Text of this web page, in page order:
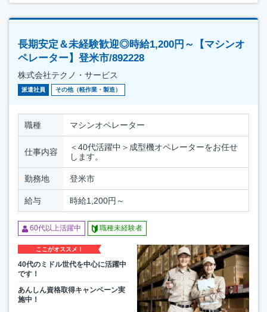
長期安定＆未経験歓迎◎時給1,200円～【マシンオ
ペレーター】登米市/892228
株式会社テクノ・サービス
派遣社員 その他（軽作業・製造）
職種 マシンオペレーター
仕事内容
＜40代活躍中＞成型機オペレーターをお任せ
します。
勤務地 登米市
給与 時給1,200円～
60代以上活躍中 職種未経験者
ここがオススメ！
40代のミドル世代を中心に活躍中
です！
あんしん資格取得キャンペーン実
施中！